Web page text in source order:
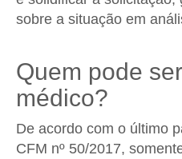
sobre a situação em
Quem pode
médico?
De acordo com o último
CFM nº 50/2017,